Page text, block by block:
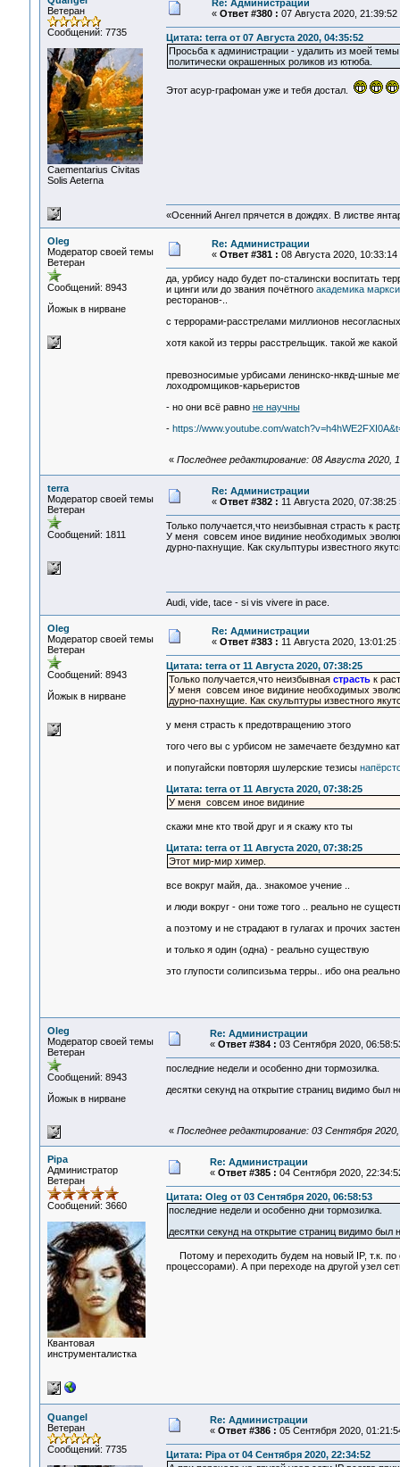
Ветеран
Сообщений: 7735
Сaementarius Civitas
Solis Aeterna
Re: Администрации
« Ответ #380 : 07 Августа 2020, 21:39:52
Цитата: terra от 07 Августа 2020, 04:35:52
Просьба к администрации - удалить из моей
политически окрашенных роликов из ютюба.
Этот асур-графоман уже и тебя достал.
«Осенний Ангел прячется в дождях. В листве
Oleg
Модератор своей темы
Ветеран
Сообщений: 8943
Йожык в нирване
Re: Администрации
« Ответ #381 : 08 Августа 2020, 10:33:14
да, урбису надо будет по-сталински воспитать
и цинги или до звания почётного академика
ресторанов-..
с террорами-расстрелами миллионов несогласных
хотя какой из терры расстрельщик. такой же какой
превозносимые урбисами ленинско-нквд-шные
лоходромщиков-карьеристов
- но они всё равно не научны
- https://www.youtube.com/
« Последнее редактирование: 08 Августа 2020,
terra
Модератор своей темы
Ветеран
Сообщений: 1811
Re: Администрации
« Ответ #382 : 11 Августа 2020, 07:38:25
Только получается,что неизбывная страсть к
У меня совсем иное видиние необходимых
дурно-пахнущие. Как скульптуры известного
Audi, vide, tace - si vis vivere in pace.
Oleg
Модератор своей темы
Ветеран
Сообщений: 8943
Йожык в нирване
Re: Администрации
« Ответ #383 : 11 Августа 2020, 13:01:25
Цитата: terra от 11 Августа 2020, 07:38:25
Только получается,что неизбывная страстьк
У меня совсем иное видиние необходимых
дурно-пахнущие. Как скульптуры известного
у меня страсть к предотвращению этого
того чего вы с урбисом не замечаете бездумно
и попугайски повторяя шулерские тезисы
Цитата: terra от 11 Августа 2020, 07:38:25
У меня совсем иное видиние
скажи мне кто твой друг и я скажу кто ты
Цитата: terra от 11 Августа 2020, 07:38:25
Этот мир-мир химер.
все вокруг майя, да.. знакомое учение ..
и люди вокруг - они тоже того .. реально не
а поэтому и не страдают в гулагах и прочих
и только я один (одна) - реально существую
это глупости солипсизьма терры.. ибо она
Oleg
Модератор своей темы
Ветеран
Сообщений: 8943
Йожык в нирване
Re: Администрации
« Ответ #384 : 03 Сентября 2020,
последние недели и особенно дни тормозилка.
десятки секунд на открытие страниц видимо был
« Последнее редактирование: 03 Сентября
Pipa
Администратор
Ветеран
Сообщений: 3660
Квантовая
инструменталистка
Re: Администрации
« Ответ #385 : 04 Сентября 2020,
Цитата: Oleg от 03 Сентября 2020, 06:58:53
последние недели и особенно дни тормозилка.
десятки секунд на открытие страниц видимо был
Потому и переходить будем на новый IP, т.к. по
процессорами). А при переходе на другой узел
Quangel
Ветеран
Сообщений: 7735
Re: Администрации
« Ответ #386 : 05 Сентября 2020,
Цитата: Pipa от 04 Сентября 2020, 22:34:52